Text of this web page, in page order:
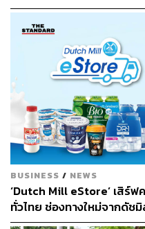
ที่ท่านผู้ว่าฯ ต้องรับผิดชอบ
แก้ไขปัญหาในระดับนี้ให้หม
8 เต็ม 10 คะแนน คว
ครอบ ‘ระบบเก่า’
เมื่อถามถึงคะแนนภาพรวม
ทำงานด้านการต่อต้านคอร์
เต็ม 10 คะแนน เหตุผลสำ
ไม่ใช่เพราะ กทม. ไร้ซึ่งการ
เห็นความมุ่งมั่นตั้งใจ ในกา
กต์ล่าช้า
BUSINESS / NEWS
‘Dutch Mill eStore’ เสิร์
ทั่วไทย ช่องทางใหม่จากดัช
ประเทศ ส่งไว สั่งก่อนเที่ยง